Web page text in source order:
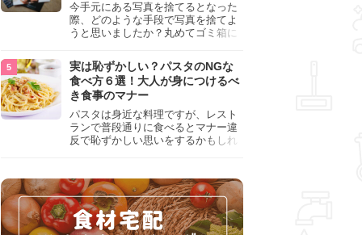
今手元にある写真を捨てるとなった
際、どのような手段で写真を捨てよ
うと思いましたか？丸めてゴミ箱に
真は個人情報が詰まっているので、
ただ丸めただけの状態で捨ててしま
うのは危険です。写真にすべきでは
ない捨て方をまとめているので、ぜ
ひチェックしておきましょう。
実は恥ずかしい？パスタのNGな
食べ方６選！大人が身につけるべ
き食事のマナー
パスタは身近な料理ですが、レスト
ランで普段通りに食べるとマナー違
反で恥ずかしい思いをするかもしれ
して、正しい食べ方を確認しましょ
う。大人の嗜みとして知っておきた
い新常識を解説します。